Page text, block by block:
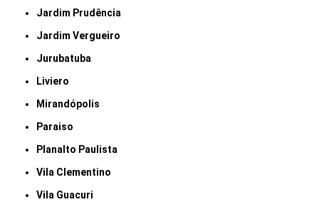
Jardim Prudência
Jardim Vergueiro
Jurubatuba
Liviero
Mirandópolis
Paraiso
Planalto Paulista
Vila Clementino
Vila Guacuri